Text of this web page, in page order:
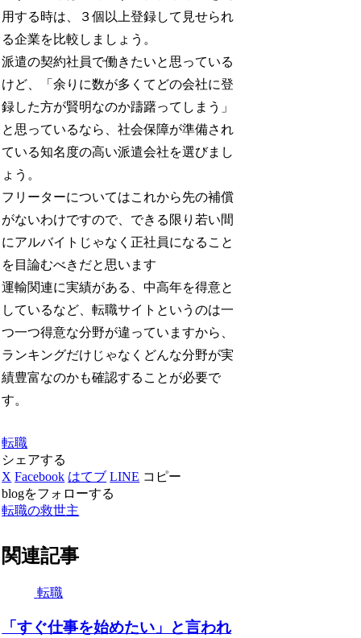
用する時は、３個以上登録して見せられ
る企業を比較しましょう。
派遣の契約社員で働きたいと思っている
けど、「余りに数が多くてどの会社に登
録した方が賢明なのか躊躇ってしまう」
と思っているなら、社会保障が準備され
ている知名度の高い派遣会社を選びまし
ょう。
フリーターについてはこれから先の補償
がないわけですので、できる限り若い間
にアルバイトじゃなく正社員になること
を目論むべきだと思います
運輸関連に実績がある、中高年を得意と
しているなど、転職サイトというのは一
つ一つ得意な分野が違っていますから、
ランキングだけじゃなくどんな分野が実
績豊富なのかも確認することが必要で
す。
転職
シェアする
X Facebook はてブ LINE コピー
blogをフォローする
転職の救世主
関連記事
転職
「すぐ仕事を始めたい」と言われ